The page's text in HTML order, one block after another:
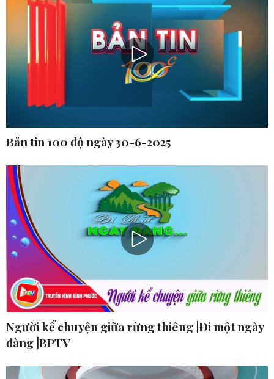
Bản tin 100 độ ngày 30-6-2025
Người kể chuyện giữa rừng thiêng |Đi một ngày
đàng |BPTV